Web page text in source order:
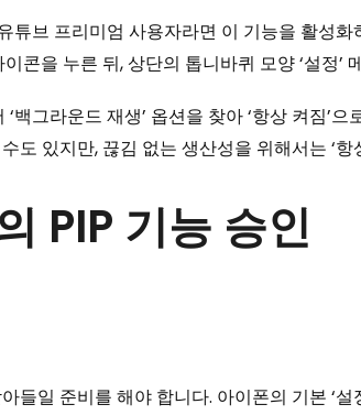
브 프리미엄 사용자라면 이 기능을 활성
콘을 누른 뒤, 상단의 톱니바퀴 모양 ‘설정’
그라운드 재생’ 옵션을 찾아 ‘항상 켜짐’
도 있지만, 끊김 없는 생산성을 위해서는 ‘항
PIP 기능 승인
일 준비를 해야 합니다. 아이폰의 기본 ‘설